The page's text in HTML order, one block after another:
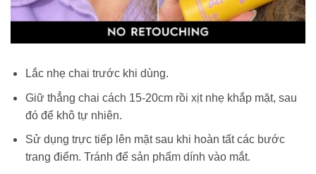
Lắc nhẹ chai trước khi dùng.
Giữ thẳng chai cách 15-20cm rồi xịt nhẹ khắp mặt, sau
đó để khô tự nhiên.
Sử dụng trực tiếp lên mặt sau khi hoàn tất các bước
trang điểm. Tránh để sản phẩm dính vào mắt.